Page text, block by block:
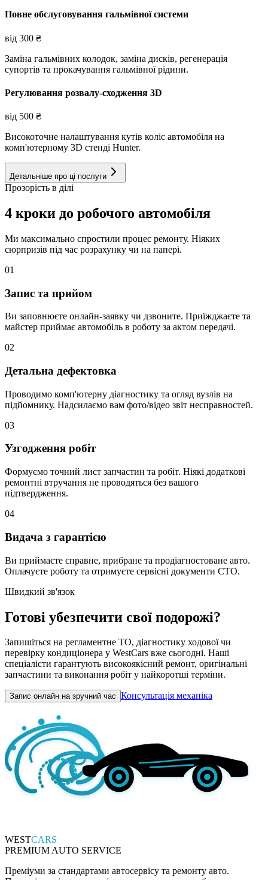
Повне обслуговування гальмівної системи
від 300 ₴
Заміна гальмівних колодок, заміна дисків, регенерація
супортів та прокачування гальмівної рідини.
Регулювання розвалу-сходження 3D
від 500 ₴
Високоточне налаштування кутів коліс автомобіля на
комп'ютерному 3D стенді Hunter.
Детальніше про ці послуги
Прозорість в ділі
4 кроки до робочого автомобіля
Ми максимально спростили процес ремонту. Ніяких
сюрпризів під час розрахунку чи на папері.
01
Запис та прийом
Ви заповнюєте онлайн-заявку чи дзвоните. Приїжджаєте та
майстер приймає автомобіль в роботу за актом передачі.
02
Детальна дефектовка
Проводимо комп'ютерну діагностику та огляд вузлів на
підйомнику. Надсилаємо вам фото/відео звіт несправностей.
03
Узгодження робіт
Формуємо точний лист запчастин та робіт. Ніякі додаткові
ремонтні втручання не проводяться без вашого
підтвердження.
04
Видача з гарантією
Ви приймаєте справне, прибране та продіагностоване авто.
Оплачуєте роботу та отримуєте сервісні документи СТО.
Швидкий зв'язок
Готові убезпечити свої подорожі?
Запишіться на регламентне ТО, діагностику ходової чи
перевірку кондиціонера у WestCars вже сьогодні. Наші
спеціалісти гарантують високоякісний ремонт, оригінальні
запчастини та виконання робіт у найкоротші терміни.
Запис онлайн на зручний час Консультація механіка
WESTCARS
PREMIUM AUTO SERVICE
Преміуми за стандартами автосервісу та ремонту авто.